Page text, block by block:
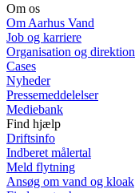
Om os
Om Aarhus Vand
Job og karriere
Organisation og direktion
Cases
Nyheder
Pressemeddelelser
Mediebank
Find hjælp
Driftsinfo
Indberet målertal
Meld flytning
Ansøg om vand og kloak